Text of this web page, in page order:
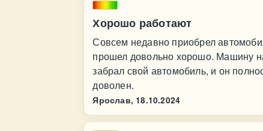
Хорошо работают
Совсем недавно приобрел
прошел довольно хорошо. Машину
забрал свой автомобиль, и он
доволен.
Ярослав, 18.10.2024